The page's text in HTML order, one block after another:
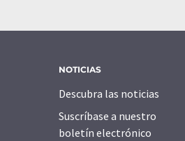
NOTICIAS
Descubra las noticias
Suscríbase a nuestro
boletín electrónico